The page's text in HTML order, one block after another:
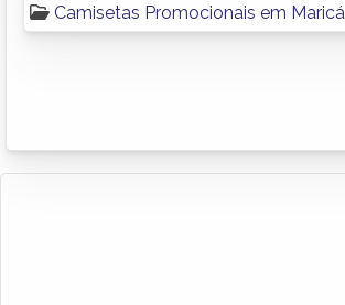
Camisetas Promocionais em Maricá